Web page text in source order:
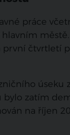
práce
první čtvrtletí
úseku
bylo zatím
na říjen